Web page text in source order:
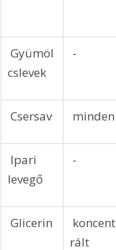
Gyümöl
cslevek
-
Csersav minden
Ipari
levegő
-
Glicerin
koncent
rált